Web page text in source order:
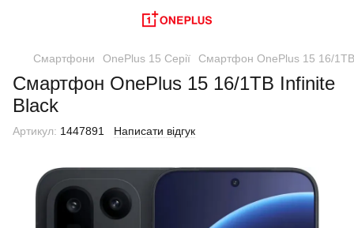
Смартфони OnePlus 15 Серії Смартфон OnePlus 15 16/
Смартфон OnePlus 15 16/1TB Infinite
Black
Артикул: 1447891 Написати відгук